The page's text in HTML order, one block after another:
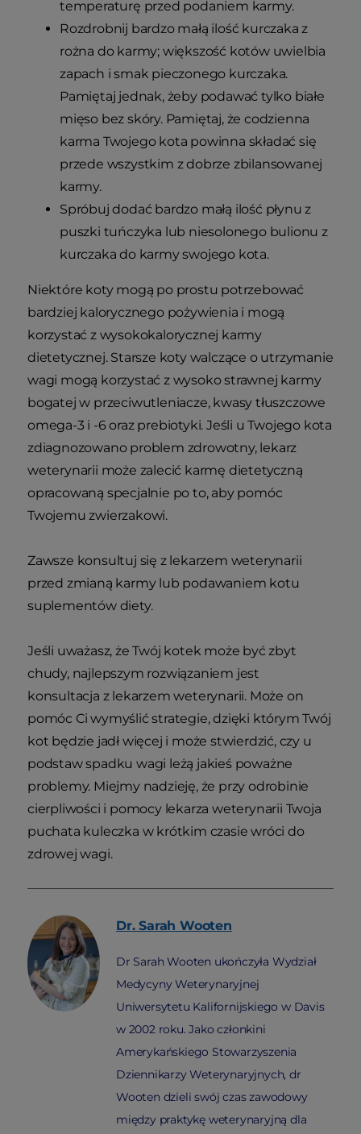
temperaturę przed podaniem karmy.
Rozdrobnij bardzo małą ilość kurczaka z
rożna do karmy; większość kotów uwielbia
zapach i smak pieczonego kurczaka.
Pamiętaj jednak, żeby podawać tylko białe
mięso bez skóry. Pamiętaj, że codzienna
karma Twojego kota powinna składać się
przede wszystkim z dobrze zbilansowanej
karmy.
Spróbuj dodać bardzo małą ilość płynu z
puszki tuńczyka lub niesolonego bulionu z
kurczaka do karmy swojego kota.
Niektóre koty mogą po prostu potrzebować
bardziej kalorycznego pożywienia i mogą
korzystać z wysokokalorycznej karmy
dietetycznej. Starsze koty walczące o utrzymanie
wagi mogą korzystać z wysoko strawnej karmy
bogatej w przeciwutleniacze, kwasy tłuszczowe
omega-3 i -6 oraz prebiotyki. Jeśli u Twojego kota
zdiagnozowano problem zdrowotny, lekarz
weterynarii może zalecić karmę dietetyczną
opracowaną specjalnie po to, aby pomóc
Twojemu zwierzakowi.
Zawsze konsultuj się z lekarzem weterynarii
przed zmianą karmy lub podawaniem kotu
suplementów diety.
Jeśli uważasz, że Twój kotek może być zbyt
chudy, najlepszym rozwiązaniem jest
konsultacja z lekarzem weterynarii. Może on
pomóc Ci wymyślić strategie, dzięki którym Twój
kot będzie jadł więcej i może stwierdzić, czy u
podstaw spadku wagi leżą jakieś poważne
problemy. Miejmy nadzieję, że przy odrobinie
cierpliwości i pomocy lekarza weterynarii Twoja
puchata kuleczka w krótkim czasie wróci do
zdrowej wagi.
Dr. Sarah Wooten
Dr Sarah Wooten ukończyła Wydział
Medycyny Weterynaryjnej
Uniwersytetu Kalifornijskiego w Davis
w 2002 roku. Jako członkini
Amerykańskiego Stowarzyszenia
Dziennikarzy Weterynaryjnych, dr
Wooten dzieli swój czas zawodowy
między praktykę weterynaryjną dla